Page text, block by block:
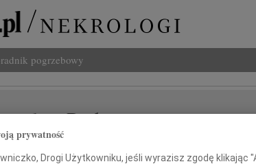
pogrzebowy
Radwan
prywatność
Drogi Użytkowniku, jeśli wyrazisz zgodę klikając